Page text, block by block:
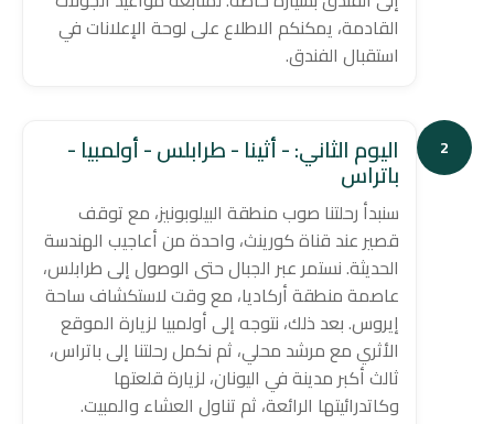
القادمة، يمكنكم الاطلاع على لوحة الإعلانات في
استقبال الفندق.
2 اليوم الثاني: - أثينا - طرابلس - أولمبيا -
باتراس
سنبدأ رحلتنا صوب منطقة البيلوبونيز، مع توقف
قصير عند قناة كورينث، واحدة من أعاجيب الهندسة
الحديثة. نستمر عبر الجبال حتى الوصول إلى طرابلس،
عاصمة منطقة أركاديا، مع وقت لاستكشاف ساحة
إيروس. بعد ذلك، نتوجه إلى أولمبيا لزيارة الموقع
الأثري مع مرشد محلي، ثم نكمل رحلتنا إلى باتراس،
ثالث أكبر مدينة في اليونان، لزيارة قلعتها
وكاتدرائيتها الرائعة، ثم تناول العشاء والمبيت.